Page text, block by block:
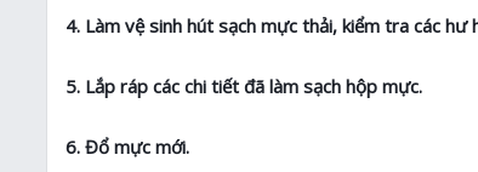
4. Làm vệ sinh hút sạch mực thải, kiểm tra các
5. Lắp ráp các chi tiết đã làm sạch hộp mực.
6. Đổ mực mới.